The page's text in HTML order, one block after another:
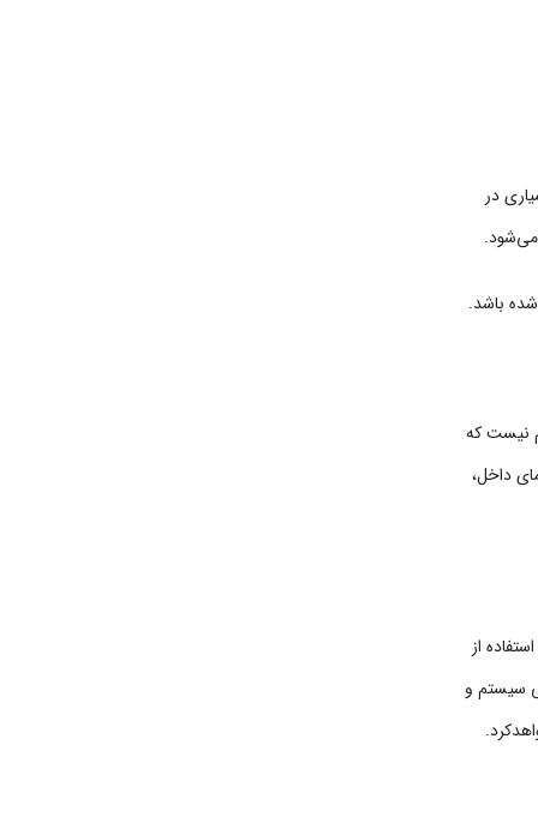
در
می‌شود.
نیست که
داخل،
از
سیستم و